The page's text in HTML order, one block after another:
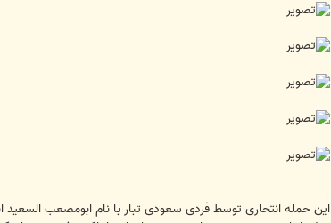
این حمله انتحاری توسط فردی سعودی تبار با نام ابومصعب